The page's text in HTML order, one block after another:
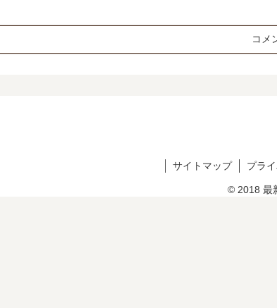
コメ
サイトマップ プラ
© 2018 最